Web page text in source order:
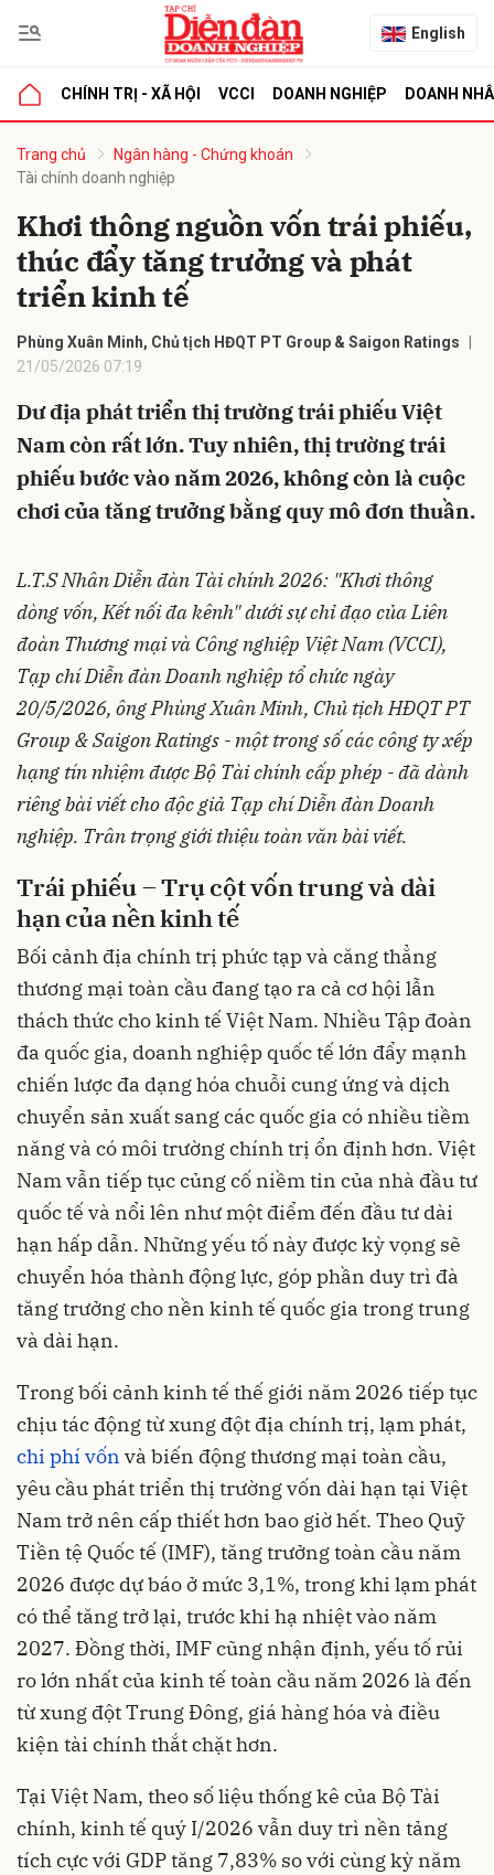
English
CHÍNH TRỊ - XÃ HỘI VCCI DOANH NGHIỆP DOANH
Trang chủ
Ngân hàng - Chứng khoán
Tài chính doanh nghiệp
Khơi thông nguồn vốn trái phiếu,
thúc đẩy tăng trưởng và phát
triển kinh tế
Phùng Xuân Minh, Chủ tịch HĐQT PT Group & Saigon Ratings
21/05/2026 07:19
Dư địa phát triển thị trường trái phiếu Việt
Nam còn rất lớn. Tuy nhiên, thị trường trái
phiếu bước vào năm 2026, không còn là cuộc
chơi của tăng trưởng bằng quy mô đơn thuần.
L.T.S Nhân Diễn đàn Tài chính 2026: "Khơi thông
dòng vốn, Kết nối đa kênh" dưới sự chỉ đạo của Liên
đoàn Thương mại và Công nghiệp Việt Nam (VCCI),
Tạp chí Diễn đàn Doanh nghiệp tổ chức ngày
20/5/2026, ông Phùng Xuân Minh, Chủ tịch HĐQT PT
Group & Saigon Ratings - một trong số các công ty xếp
hạng tín nhiệm được Bộ Tài chính cấp phép - đã dành
riêng bài viết cho độc giả Tạp chí Diễn đàn Doanh
nghiệp. Trân trọng giới thiệu toàn văn bài viết.
Trái phiếu – Trụ cột vốn trung và dài
hạn của nền kinh tế
Bối cảnh địa chính trị phức tạp và căng thẳng
thương mại toàn cầu đang tạo ra cả cơ hội lẫn
thách thức cho kinh tế Việt Nam. Nhiều Tập đoàn
đa quốc gia, doanh nghiệp quốc tế lớn đẩy mạnh
chiến lược đa dạng hóa chuỗi cung ứng và dịch
chuyển sản xuất sang các quốc gia có nhiều tiềm
năng và có môi trường chính trị ổn định hơn. Việt
Nam vẫn tiếp tục củng cố niềm tin của nhà đầu tư
quốc tế và nổi lên như một điểm đến đầu tư dài
hạn hấp dẫn. Những yếu tố này được kỳ vọng sẽ
chuyển hóa thành động lực, góp phần duy trì đà
tăng trưởng cho nền kinh tế quốc gia trong trung
và dài hạn.
Trong bối cảnh kinh tế thế giới năm 2026 tiếp tục
chịu tác động từ xung đột địa chính trị, lạm phát,
chi phí vốn và biến động thương mại toàn cầu,
yêu cầu phát triển thị trường vốn dài hạn tại Việt
Nam trở nên cấp thiết hơn bao giờ hết. Theo Quỹ
Tiền tệ Quốc tế (IMF), tăng trưởng toàn cầu năm
2026 được dự báo ở mức 3,1%, trong khi lạm phát
có thể tăng trở lại, trước khi hạ nhiệt vào năm
2027. Đồng thời, IMF cũng nhận định, yếu tố rủi
ro lớn nhất của kinh tế toàn cầu năm 2026 là đến
từ xung đột Trung Đông, giá hàng hóa và điều
kiện tài chính thắt chặt hơn.
Tại Việt Nam, theo số liệu thống kê của Bộ Tài
chính, kinh tế quý I/2026 vẫn duy trì nền tảng
tích cực với GDP tăng 7,83% so với cùng kỳ năm
luận